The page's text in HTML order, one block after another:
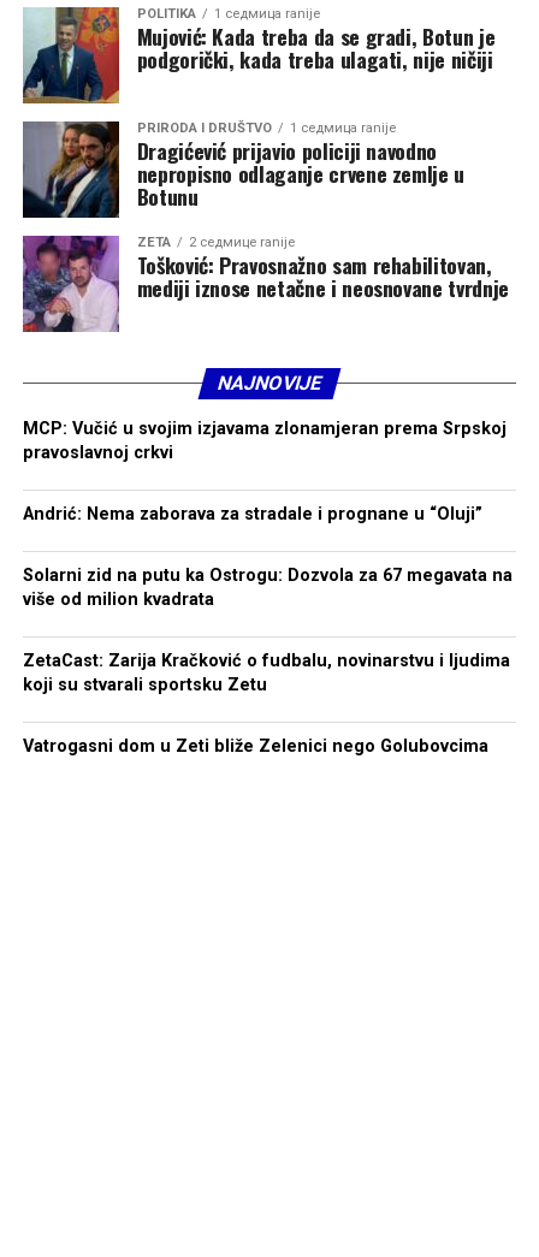
POLITIKA 1 седмица ranije
Mujović: Kada treba da se gradi, Botun je
podgorički, kada treba ulagati, nije ničiji
PRIRODA I DRUŠTVO 1 седмица ranije
Dragićević prijavio policiji navodno
nepropisno odlaganje crvene zemlje u
Botunu
ZETA 2 седмице ranije
Tošković: Pravosnažno sam rehabilitovan,
mediji iznose netačne i neosnovane tvrdnje
NAJNOVIJE
MCP: Vučić u svojim izjavama zlonamjeran prema Srpskoj
pravoslavnoj crkvi
Andrić: Nema zaborava za stradale i prognane u “Oluji”
Solarni zid na putu ka Ostrogu: Dozvola za 67 megavata na
više od milion kvadrata
ZetaCast: Zarija Kračković o fudbalu, novinarstvu i ljudima
koji su stvarali sportsku Zetu
Vatrogasni dom u Zeti bliže Zelenici nego Golubovcima